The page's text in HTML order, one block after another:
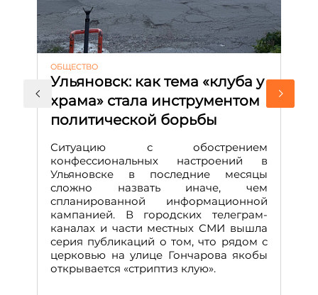
ОБЩЕСТВО
Ульяновск: как тема «клуба у
храма» стала инструментом
политической борьбы
Ситуацию с обострением
конфессиональных настроений в
Ульяновске в последние месяцы
сложно назвать иначе, чем
спланированной информационной
кампанией. В городских телеграм-
каналах и части местных СМИ вышла
серия публикаций о том, что рядом с
церковью на улице Гончарова якобы
открывается «стриптиз клую».